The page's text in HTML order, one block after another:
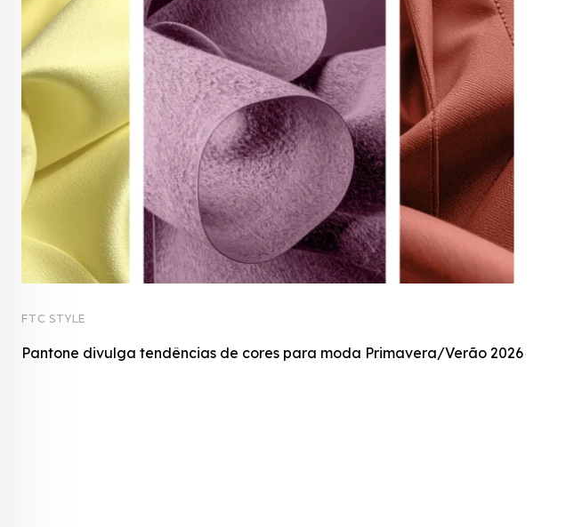
FTC STYLE
Pantone divulga tendências de cores para moda Primavera/Verão 2026